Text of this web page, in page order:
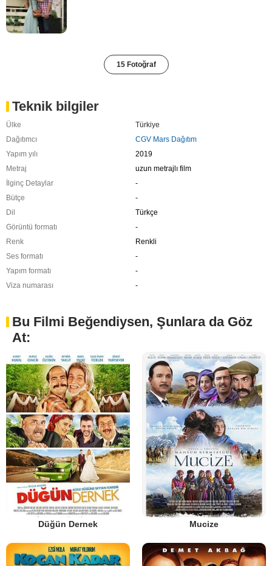
15 Fotoğraf
Teknik bilgiler
Ülke
Türkiye
Dağıtımcı
CGV Mars Dağıtım
Yapım yılı
2019
Metraj
uzun metrajlı film
İlginç Detaylar
-
Bütçe
-
Dil
Türkçe
Görüntü formatı
-
Renk
Renkli
Ses formatı
-
Yapım formatı
-
Viza numarası
-
Bu Filmi Beğendiysen, Şunlara da Göz
At:
Düğün Dernek Mucize